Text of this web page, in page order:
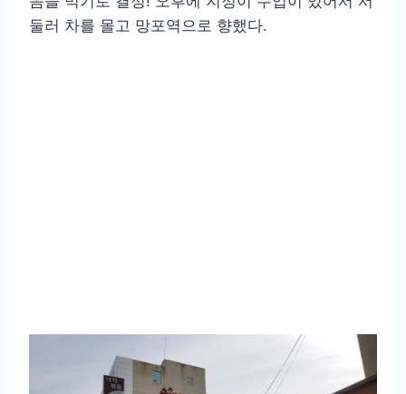
둘러 차를 몰고 망포역으로 향했다.